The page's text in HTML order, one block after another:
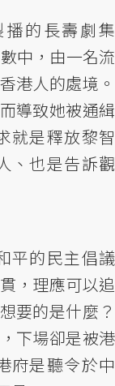
的長壽劇集
中，由一名流
港人的處境。
導致她被通緝
就是釋放黎智
、也是告訴觀
平的民主倡議
，理應可以追
要的是什麼？
下場卻是被港
府是聽令於中